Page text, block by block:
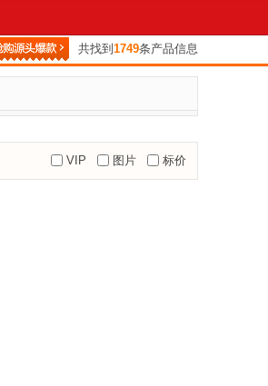
共找到 1749条产品信息
标价
图片
VIP